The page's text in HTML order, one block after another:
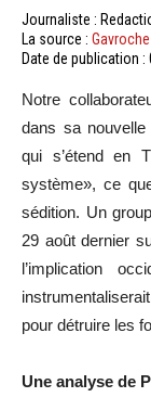
Journaliste :
La source : Gavroche
Date de publication
Notre
dans sa
qui s’étend en
système», ce
sédition. Un
29 août dernier
l’implication
pour détruire les
Une analyse de